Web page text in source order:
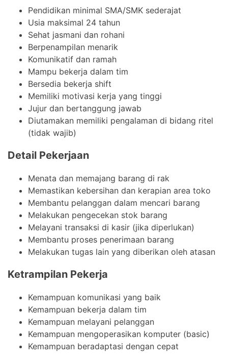
Pendidikan minimal SMA/SMK sederajat
Usia maksimal 24 tahun
Sehat jasmani dan rohani
Berpenampilan menarik
Komunikatif dan ramah
Mampu bekerja dalam tim
Bersedia bekerja shift
Memiliki motivasi kerja yang tinggi
Jujur dan bertanggung jawab
Diutamakan memiliki pengalaman di bidang ritel
(tidak wajib)
Detail Pekerjaan
Menata dan memajang barang di rak
Memastikan kebersihan dan kerapian area toko
Membantu pelanggan dalam mencari barang
Melakukan pengecekan stok barang
Melayani transaksi di kasir (jika diperlukan)
Membantu proses penerimaan barang
Melakukan tugas lain yang diberikan oleh atasan
Ketrampilan Pekerja
Kemampuan komunikasi yang baik
Kemampuan bekerja dalam tim
Kemampuan melayani pelanggan
Kemampuan mengoperasikan komputer (basic)
Kemampuan beradaptasi dengan cepat